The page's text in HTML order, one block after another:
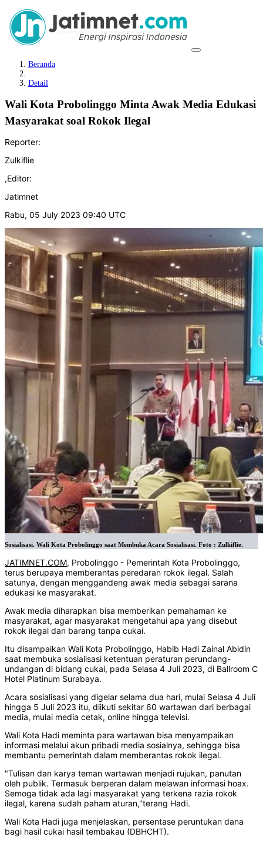
Beranda
Detail
Wali Kota Probolinggo Minta Awak Media Edukasi
Masyarakat soal Rokok Ilegal
Reporter:
Zulkiflie
,Editor:
Jatimnet
Rabu, 05 July 2023 09:40 UTC
Sosialisasi. Wali Kota Probolinggo saat Membuka Acara Sosialisasi. Foto : Zulkiflie.
JATIMNET.COM, Probolinggo - Pemerintah Kota Probolinggo,
terus berupaya memberantas peredaran rokok ilegal. Salah
satunya, dengan menggandeng awak media sebagai sarana
edukasi ke masyarakat.
Awak media diharapkan bisa memberikan pemahaman ke
masyarakat, agar masyarakat mengetahui apa yang disebut
rokok ilegal dan barang tanpa cukai.
Itu disampaikan Wali Kota Probolinggo, Habib Hadi Zainal Abidin
saat membuka sosialisasi ketentuan peraturan perundang-
undangan di bidang cukai, pada Selasa 4 Juli 2023, di Ballroom C
Hotel Platinum Surabaya.
Acara sosialisasi yang digelar selama dua hari, mulai Selasa 4 Juli
hingga 5 Juli 2023 itu, diikuti sekitar 60 wartawan dari berbagai
media, mulai media cetak, online hingga televisi.
Wali Kota Hadi meminta para wartawan bisa menyampaikan
informasi melalui akun pribadi media sosialnya, sehingga bisa
membantu pemerintah dalam memberantas rokok ilegal.
"Tulisan dan karya teman wartawan menjadi rujukan, panutan
oleh publik. Termasuk berperan dalam melawan informasi hoax.
Semoga tidak ada lagi masyarakat yang terkena razia rokok
ilegal, karena sudah paham aturan,"terang Hadi.
Wali Kota Hadi juga menjelaskan, persentase peruntukan dana
bagi hasil cukai hasil tembakau (DBHCHT).